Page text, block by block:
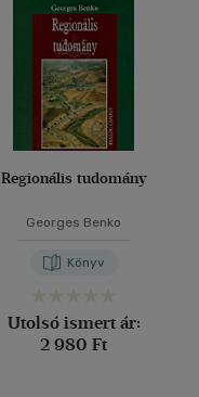
Regionális tudomány
Georges Benko
Könyv
Utolsó ismert ár:
2 980 Ft